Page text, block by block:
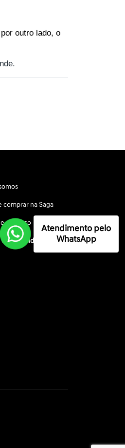
outro lado, o
comprar na Saga
conosco
privacidade
Atendimento pelo
WhatsApp